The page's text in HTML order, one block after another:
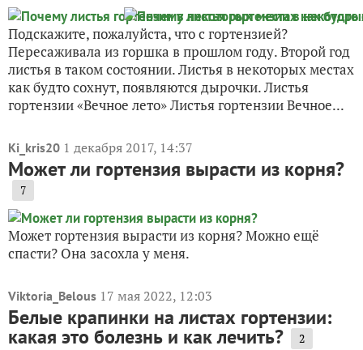
Подскажите, пожалуйста, что с гортензией?
Пересаживала из горшка в прошлом году. Второй год
листья в таком состоянии. Листья в некоторых местах
как будто сохнут, появляются дырочки. Листья
гортензии «Вечное лето» Листья гортензии Вечное...
Ki_kris20 1 декабря 2017, 14:37
Может ли гортензия вырасти из корня?
7
Может гортензия вырасти из корня? Можно ещё
спасти? Она засохла у меня.
Viktoria_Belous 17 мая 2022, 12:03
Белые крапинки на листах гортензии:
какая это болезнь и как лечить? 2